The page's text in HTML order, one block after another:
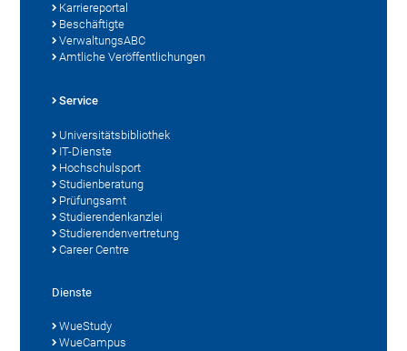
Karriereportal
Beschäftigte
VerwaltungsABC
Amtliche Veröffentlichungen
Service
Universitätsbibliothek
IT-Dienste
Hochschulsport
Studienberatung
Prüfungsamt
Studierendenkanzlei
Studierendenvertretung
Career Centre
Dienste
WueStudy
WueCampus